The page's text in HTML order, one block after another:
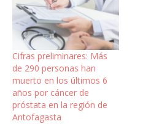
Cifras preliminares: Más
de 290 personas han
muerto en los últimos 6
años por cáncer de
próstata en la región de
Antofagasta